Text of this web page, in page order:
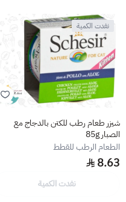
نفدت الكمية
شيزر طعام رطب للكتن بالدجاج مع
الصبار 85g
الطعام الرطب للقطط
8.63
نفدت الكمية